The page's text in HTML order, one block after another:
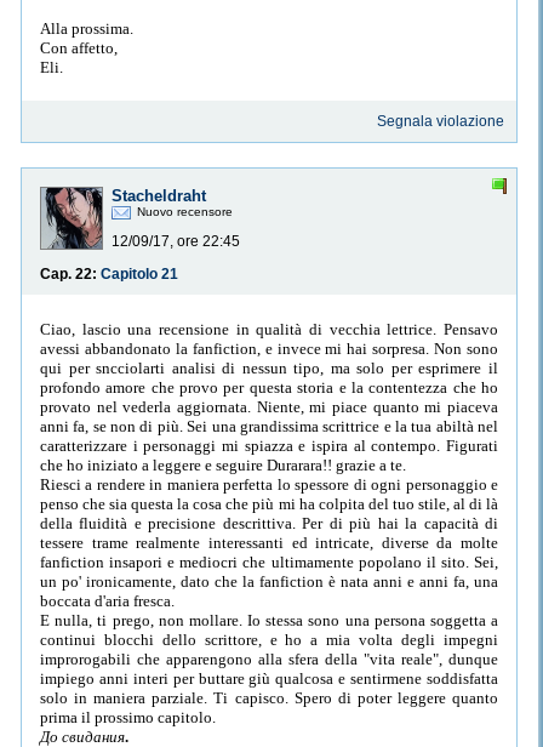
Alla prossima.
Con affetto,
Eli.
Segnala violazione
Stacheldraht
Nuovo recensore
12/09/17, ore 22:45
Cap. 22: Capitolo 21
Ciao, lascio una recensione in qualità di vecchia lettrice. Pensavo
avessi abbandonato la fanfiction, e invece mi hai sorpresa. Non sono
qui per sncciolarti analisi di nessun tipo, ma solo per esprimere il
profondo amore che provo per questa storia e la contentezza che ho
provato nel vederla aggiornata. Niente, mi piace quanto mi piaceva
anni fa, se non di più. Sei una grandissima scrittrice e la tua abiltà nel
caratterizzare i personaggi mi spiazza e ispira al contempo. Figurati
che ho iniziato a leggere e seguire Durarara!! grazie a te.
Riesci a rendere in maniera perfetta lo spessore di ogni personaggio e
penso che sia questa la cosa che più mi ha colpita del tuo stile, al di là
della fluidità e precisione descrittiva. Per di più hai la capacità di
tessere trame realmente interessanti ed intricate, diverse da molte
fanfiction insapori e mediocri che ultimamente popolano il sito. Sei,
un po' ironicamente, dato che la fanfiction è nata anni e anni fa, una
boccata d'aria fresca.
E nulla, ti prego, non mollare. Io stessa sono una persona soggetta a
continui blocchi dello scrittore, e ho a mia volta degli impegni
improrogabili che apparengono alla sfera della "vita reale", dunque
impiego anni interi per buttare giù qualcosa e sentirmene soddisfatta
solo in maniera parziale. Ti capisco. Spero di poter leggere quanto
prima il prossimo capitolo.
До свидания.